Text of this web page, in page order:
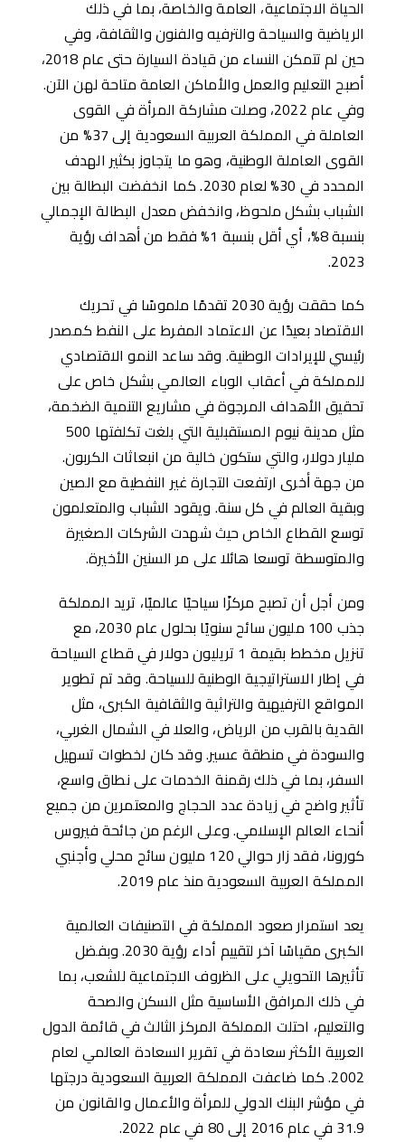
الحياة الاجتماعية، العامة والخاصة، بما في ذلك
الرياضية والسياحة والترفيه والفنون والثقافة، وفي
حين لم تتمكن النساء من قيادة السيارة حتى عام 2018،
أصبح التعليم والعمل والأماكن العامة متاحة لهن الآن.
وفي عام 2022، وصلت مشاركة المرأة في القوى
العاملة في المملكة العربية السعودية إلى 37% من
القوى العاملة الوطنية، وهو ما يتجاوز بكثير الهدف
المحدد في 30% لعام 2030. كما انخفضت البطالة بين
الشباب بشكل ملحوظ، وانخفض معدل البطالة الإجمالي
بنسبة 8%، أي أقل بنسبة 1% فقط من ﺃهداف رؤية
2023.
كما حققت رؤية 2030 تقدمًا ملموسًا في تحريك
الاقتصاد بعيدًا عن الاعتماد المفرط على النفط كمصدر
رئيسي للإيرادات الوطنية. وقد ساعد النمو الاقتصادي
للمملكة في أعقاب الوباء العالمي بشكل خاص على
تحقيق الأهداف المرجوة في مشاريع التنمية الضخمة،
مثل مدينة نيوم المستقبلية التي بلغت تكلفتها 500
مليار دولار، والتي ستكون خالية من انبعاثات الكربون.
من جهة ﺃخرى ارتفعت التجارة غير النفطية مع الصين
وبقية العالم في كل سنة. ويقود الشباب والمتعلمون
توسع القطاع الخاص حيث شهدت الشركات الصغيرة
والمتوسطة توسعا هائلا على مر السنين اﻷخيرة.
ومن أجل أن تصبح مركزًا سياحيًا عالميًا، تريد المملكة
جذب 100 مليون سائح سنويًا بحلول عام 2030، مع
تنزيل مخطط بقيمة 1 تريليون دولار في قطاع السياحة
في إطار الاستراتيجية الوطنية للسياحة. وقد تم تطوير
المواقع الترفيهية والتراثية والثقافية الكبرى، مثل
القدية بالقرب من الرياض، والعلا في الشمال الغربي،
والسودة في منطقة عسير. وقد كان لخطوات تسهيل
السفر، بما في ذلك رقمنة الخدمات على نطاق واسع،
تأثير واضح في زيادة عدد الحجاج والمعتمرين من جميع
أنحاء العالم الإسلامي. وعلى الرغم من جائحة فيروس
كورونا، فقد زار حوالي 120 مليون سائح محلي وأجنبي
المملكة العربية السعودية منذ عام 2019.
يعد استمرار صعود المملكة في التصنيفات العالمية
الكبرى مقياسًا آخر لتقييم أداء رؤية 2030. وبفضل
تأثيرها التحويلي على الظروف الاجتماعية للشعب، بما
في ذلك المرافق الأساسية مثل السكن والصحة
والتعليم، احتلت المملكة المركز الثالث في قائمة الدول
العربية الأكثر سعادة في تقرير السعادة العالمي لعام
2002. كما ضاعفت المملكة العربية السعودية درجتها
في مؤشر البنك الدولي للمرأة والأعمال والقانون من
31.9 في عام 2016 إلى 80 في عام 2022.